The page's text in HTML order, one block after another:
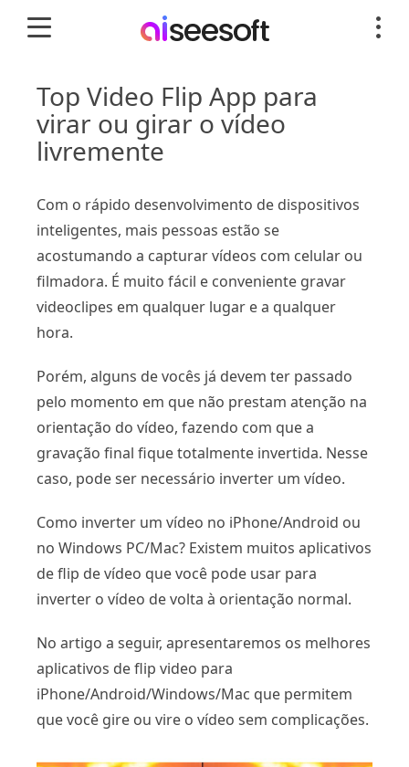
Top Video Flip App para
virar ou girar o vídeo
livremente
Com o rápido desenvolvimento de dispositivos
inteligentes, mais pessoas estão se
acostumando a capturar vídeos com celular ou
filmadora. É muito fácil e conveniente gravar
videoclipes em qualquer lugar e a qualquer
hora.
Porém, alguns de vocês já devem ter passado
pelo momento em que não prestam atenção na
orientação do vídeo, fazendo com que a
gravação final fique totalmente invertida. Nesse
caso, pode ser necessário inverter um vídeo.
Como inverter um vídeo no iPhone/Android ou
no Windows PC/Mac? Existem muitos aplicativos
de flip de vídeo que você pode usar para
inverter o vídeo de volta à orientação normal.
No artigo a seguir, apresentaremos os melhores
aplicativos de flip video para
iPhone/Android/Windows/Mac que permitem
que você gire ou vire o vídeo sem complicações.